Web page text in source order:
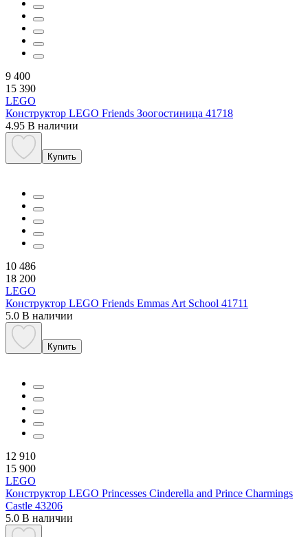
9 400
15 390
LEGO
Конструктор LEGO Friends Зоогостиница 41718
4.95 В наличии
Купить
10 486
18 200
LEGO
Конструктор LEGO Friends Emmas Art School 41711
5.0 В наличии
Купить
12 910
15 900
LEGO
Конструктор LEGO Princesses Cinderella and Prince Charmings
Castle 43206
5.0 В наличии